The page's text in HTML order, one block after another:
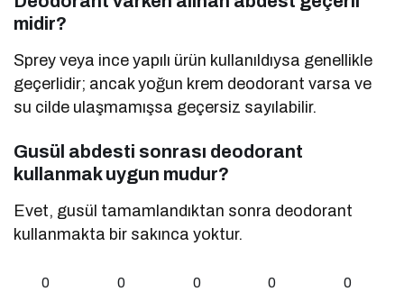
midir?
Sprey veya ince yapılı ürün kullanıldıysa genellikle
geçerlidir; ancak yoğun krem deodorant varsa ve
su cilde ulaşmamışsa geçersiz sayılabilir.
Gusül abdesti sonrası deodorant
kullanmak uygun mudur?
Evet, gusül tamamlandıktan sonra deodorant
kullanmakta bir sakınca yoktur.
0 0 0 0 0